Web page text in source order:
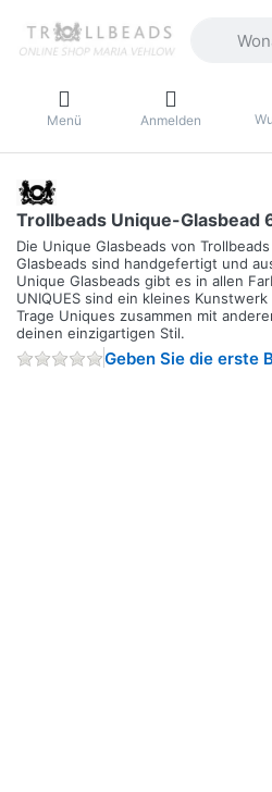
Menü Anmelden
Trollbeads Unique-Glasbead
Die Unique Glasbeads von
Glasbeads sind handgefertigt und
Unique Glasbeads gibt es in allen
UNIQUES sind ein kleines
Trage Uniques zusammen mit
deinen einzigartigen Stil.
Geben Sie die erste